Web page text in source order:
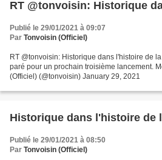
RT @tonvoisin: Historique
Publié le 29/01/2021 à 09:07
Par Tonvoisin (Officiel)
RT @tonvoisin: Historique dans l'histoire de
paré pour un prochain troisième lancement.
(Officiel) (@tonvoisin) January 29, 2021
Historique dans l'histoire de
Publié le 29/01/2021 à 08:50
Par Tonvoisin (Officiel)